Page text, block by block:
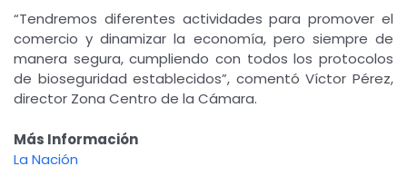
“Tendremos diferentes actividades para promover el
comercio y dinamizar la economía, pero siempre de
manera segura, cumpliendo con todos los protocolos
de bioseguridad establecidos”, comentó Víctor Pérez,
director Zona Centro de la Cámara.
Más Información
La Nación